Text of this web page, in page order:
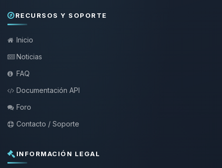
RECURSOS Y SOPORTE
Inicio
Noticias
FAQ
Documentación API
Foro
Contacto / Soporte
INFORMACIÓN LEGAL